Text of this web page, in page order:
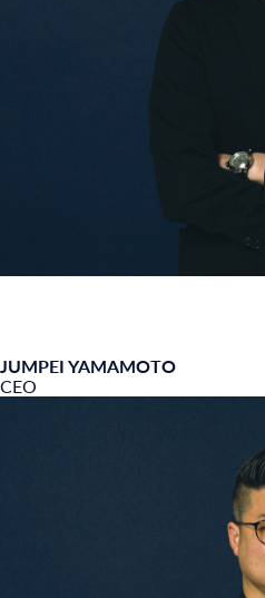
JUMPEI YAMAMOTO
CEO